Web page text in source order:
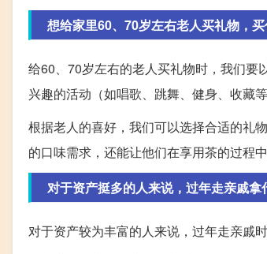
想给家里60、70岁左右老人买礼物，
给60、70岁左右的老人买礼物时，我们要
兴趣的活动（如唱歌、跳舞、健身、收藏
根据老人的喜好，我们可以选择合适的礼
的口味需求，还能让他们在享用茶的过程
对于资产挺多的人来说，过年走亲戚拿
对于资产较为丰富的人来说，过年走亲戚